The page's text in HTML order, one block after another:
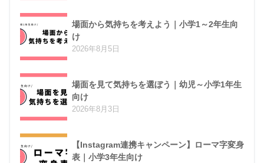
場面から気持ちを考えよう｜小学1～2年生向
け
2026年8月5日
場面を見て気持ちを選ぼう｜幼児～小学1年生
向け
2026年8月3日
【Instagram連携キャンペーン】ローマ字変身
表｜小学3年生向け